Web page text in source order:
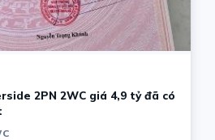
2PN 2WC giá 4,9 tỷ đã có